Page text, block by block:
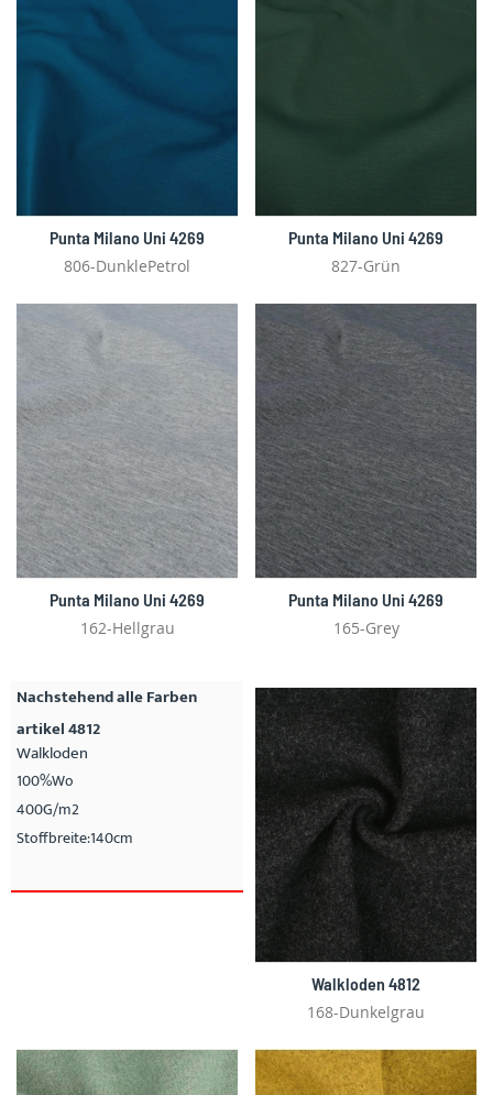
Punta Milano Uni 4269
806-DunklePetrol
Punta Milano Uni 4269
827-Grün
Punta Milano Uni 4269
162-Hellgrau
Punta Milano Uni 4269
165-Grey
Nachstehend alle Farben
artikel 4812
Walkloden
100%Wo
400G/m2
Stoffbreite:140cm
Walkloden 4812
168-Dunkelgrau